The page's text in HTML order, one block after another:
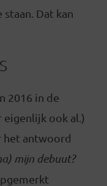
Dat kan
2016 in de
eigenlijk ook al.)
het antwoord
mijn debuut?